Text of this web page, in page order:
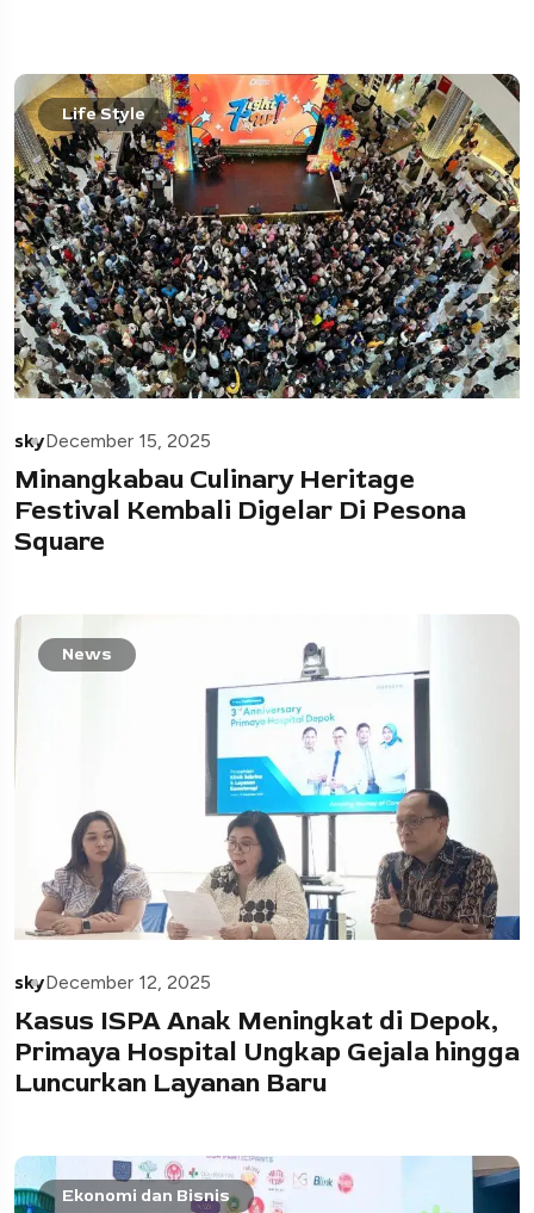
Life Style
skyDecember 15, 2025
Minangkabau Culinary Heritage
Festival Kembali Digelar Di Pesona
Square
News
skyDecember 12, 2025
Kasus ISPA Anak Meningkat di Depok,
Primaya Hospital Ungkap Gejala hingga
Luncurkan Layanan Baru
Ekonomi dan Bisnis